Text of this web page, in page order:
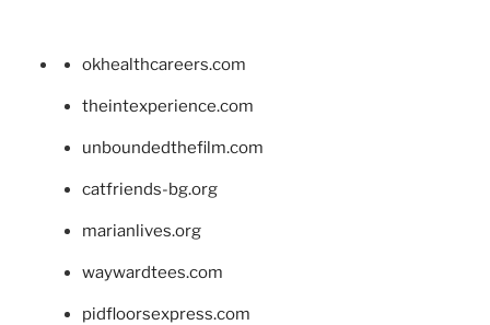
okhealthcareers.com
theintexperience.com
unboundedthefilm.com
catfriends-bg.org
marianlives.org
waywardtees.com
pidfloorsexpress.com